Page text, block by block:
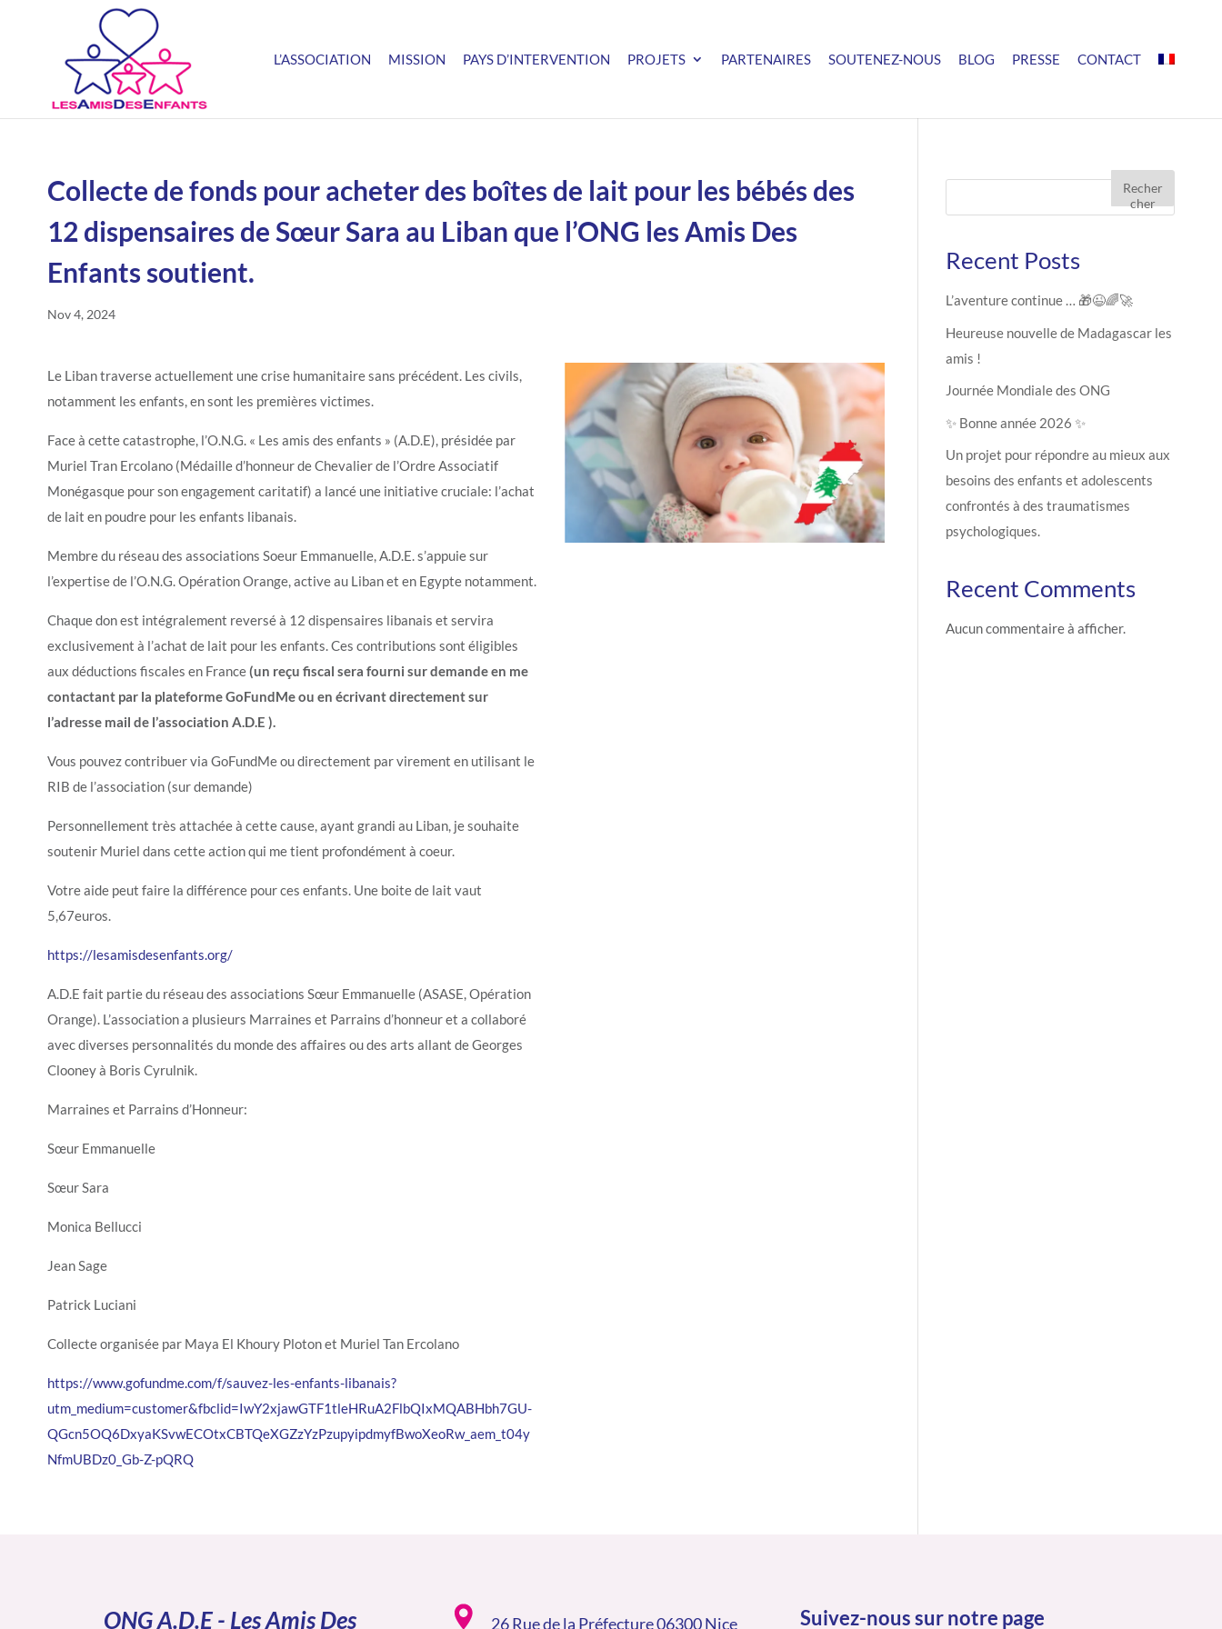
L’ASSOCIATION MISSION PAYS D’INTERVENTION PROJETS PARTENAIRES SOUTENEZ-NOUS BLOG PRESSE CONTACT
Collecte de fonds pour acheter des boîtes de lait pour les bébés des
12 dispensaires de Sœur Sara au Liban que l’ONG les Amis Des
Enfants soutient.
Nov 4, 2024
Le Liban traverse actuellement une crise humanitaire sans précédent. Les civils,
notamment les enfants, en sont les premières victimes.
Face à cette catastrophe, l’O.N.G. « Les amis des enfants » (A.D.E), présidée par
Muriel Tran Ercolano (Médaille d’honneur de Chevalier de l’Ordre Associatif
Monégasque pour son engagement caritatif) a lancé une initiative cruciale: l’achat
de lait en poudre pour les enfants libanais.
Membre du réseau des associations Soeur Emmanuelle, A.D.E. s’appuie sur
l’expertise de l’O.N.G. Opération Orange, active au Liban et en Egypte notamment.
Chaque don est intégralement reversé à 12 dispensaires libanais et servira
exclusivement à l’achat de lait pour les enfants. Ces contributions sont éligibles
aux déductions fiscales en France(un reçu fiscal sera fourni sur demande en me
contactant par la plateforme GoFundMe ou en écrivant directement sur
l’adresse mail de l’association A.D.E ).
Vous pouvez contribuer via GoFundMe ou directement par virement en utilisant le
RIB de l’association (sur demande)
Personnellement très attachée à cette cause, ayant grandi au Liban, je souhaite
soutenir Muriel dans cette action qui me tient profondément à coeur.
Votre aide peut faire la différence pour ces enfants. Une boite de lait vaut
5,67euros.
https://lesamisdesenfants.org/
A.D.E fait partie du réseau des associations Sœur Emmanuelle (ASASE, Opération
Orange). L’association a plusieurs Marraines et Parrains d’honneur et a collaboré
avec diverses personnalités du monde des affaires ou des arts allant de Georges
Clooney à Boris Cyrulnik.
Marraines et Parrains d’Honneur:
Sœur Emmanuelle
Sœur Sara
Monica Bellucci
Jean Sage
Patrick Luciani
Collecte organisée par Maya El Khoury Ploton et Muriel Tan Ercolano
https://www.gofundme.com/f/sauvez-les-enfants-libanais?
utm_medium=customer&fbclid=IwY2xjawGTF1tleHRuA2FlbQIxMQABHbh7GU-
QGcn5OQ6DxyaKSvwECOtxCBTQeXGZzYzPzupyipdmyfBwoXeoRw_aem_t04y
NfmUBDz0_Gb-Z-pQRQ
Recher
cher
Recent Posts
L’aventure continue … 🎁😉🌈🚀
Heureuse nouvelle de Madagascar les
amis !
Journée Mondiale des ONG
✨ Bonne année 2026 ✨
Un projet pour répondre au mieux aux
besoins des enfants et adolescents
confrontés à des traumatismes
psychologiques.
Recent Comments
Aucun commentaire à afficher.
ONG A.D.E - Les Amis Des 26 Rue de la Préfecture 06300 Nice Suivez-nous sur notre page